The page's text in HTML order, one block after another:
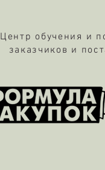
Центр обучения и
заказчиков и